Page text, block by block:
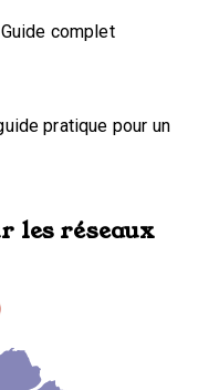
complet
pratique pour un
les réseaux